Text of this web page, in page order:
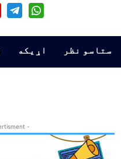
ستاسو نظر اړیکه
- Advertisment -